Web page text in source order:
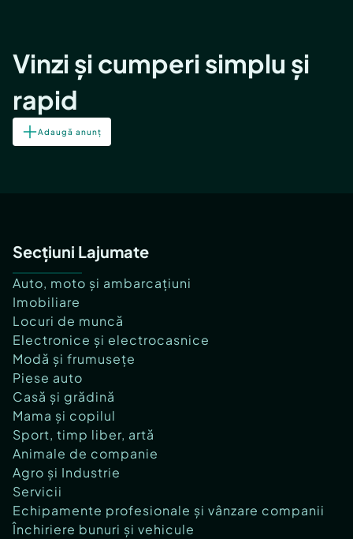
Vinzi și cumperi simplu și
rapid
Adaugă anunț
Secțiuni Lajumate
Auto, moto și ambarcațiuni
Imobiliare
Locuri de muncă
Electronice și electrocasnice
Modă și frumusețe
Piese auto
Casă și grădină
Mama și copilul
Sport, timp liber, artă
Animale de companie
Agro și Industrie
Servicii
Echipamente profesionale și vânzare companii
Închiriere bunuri și vehicule